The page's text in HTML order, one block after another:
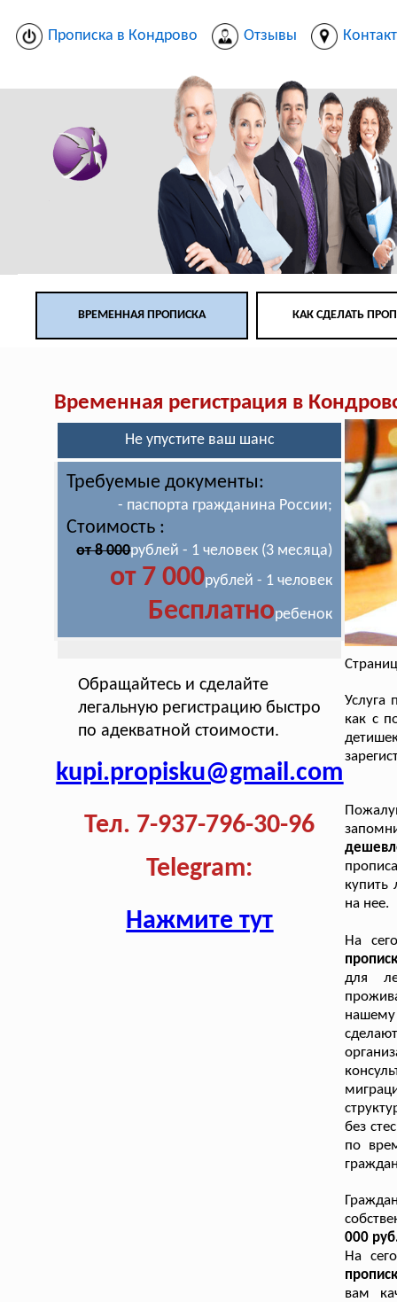
Прописка в Кондрово Отзывы
ВРЕМЕННАЯ ПРОПИСКА КАК СДЕЛАТЬ
Временная регистрация в
Не упустите ваш шанс
Требуемые документы:
- паспорта гражданина России;
Стоимость :
от 8 000рублей - 1 человек (3 месяца)
от 7 000рублей - 1 человек
Бесплатноребенок
Обращайтесь и сделайте
легальную регистрацию быстро
по адекватной стоимости.
kupi.propisku@gmail.com
Тел. 7-937-796-30-96
Telegram:
Нажмите тут
Услуга
как с
купить
на нее.
На
для
нашему
без
по
000
На
вам